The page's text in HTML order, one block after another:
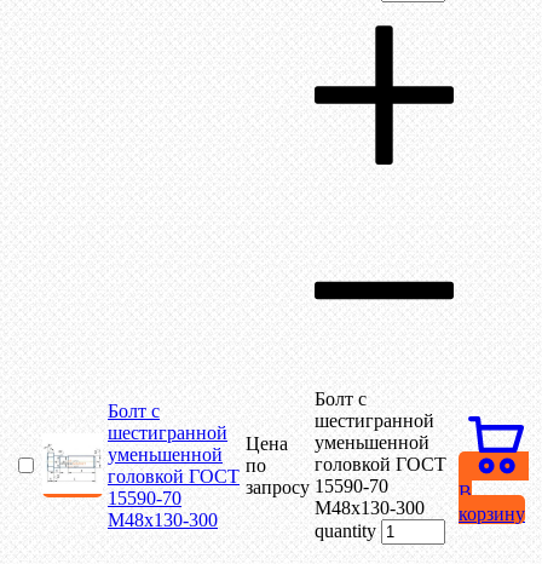
Болт с
шестигранной
уменьшенной
головкой ГОСТ
15590-70
М48х130-300
Цена
по
запросу
Болт с
шестигранной
уменьшенной
головкой ГОСТ
15590-70
М48х130-300
quantity
В
корзину